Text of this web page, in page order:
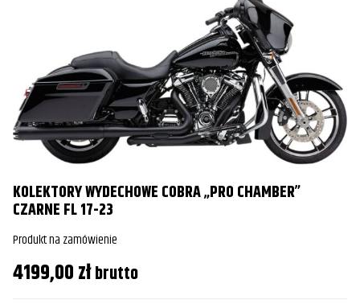
KOLEKTORY WYDECHOWE COBRA „PRO CHAMBER”
CZARNE FL 17-23
Produkt na zamówienie
4199,00złbrutto